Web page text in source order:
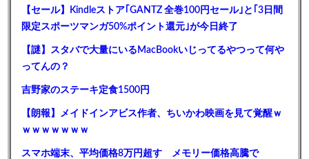
【セール】Kindleストア｢GANTZ 全巻100円セール｣と｢3日間
限定スポーツマンガ50%ポイント還元｣が今日終了
【謎】スタバで大量にいるMacBookいじってるやつって何や
ってんの？
吉野家のステーキ定食1500円
【朗報】メイドインアビス作者、ちいかわ映画を見て覚醒ｗ
ｗｗｗｗｗｗｗ
スマホ端末、平均価格8万円超す メモリー価格高騰で